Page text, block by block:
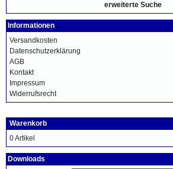
erweiterte Suche
Informationen
Versandkosten
Datenschutzerklärung
AGB
Kontakt
Impressum
Widerrufsrecht
Warenkorb
0 Artikel
Downloads